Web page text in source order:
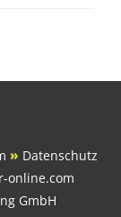
» Datenschutz
online.com
GmbH